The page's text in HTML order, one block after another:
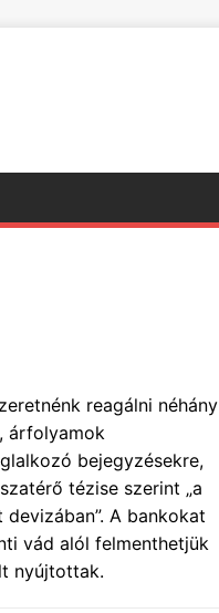
reagálni néhány
árfolyamok
bejegyzésekre,
tézise szerint „a
A bankokat
vád alól felmenthetjük
nyújtottak.